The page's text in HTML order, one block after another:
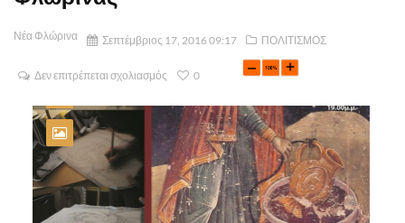
Νέα Φλώρινα Σεπτέμβριος 17, 2016 09:17 ΠΟΛΙΤΙΣΜΟΣ
Δεν επιτρέπεται σχολιασμός 0